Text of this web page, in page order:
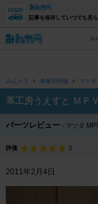
記事を保存していつでも見ら
み
みんカラ 車種別情報 マツダ
革工房うえすと ＭＰ
パーツレビュー マツダ
評価 5
2011年2月4日